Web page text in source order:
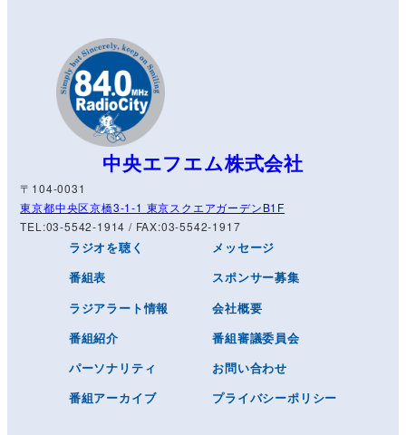
中央エフエム株式会社
〒104-0031
東京都中央区京橋3-1-1 東京スクエアガーデンB1F
TEL:03-5542-1914 / FAX:03-5542-1917
ラジオを聴く
番組表
ラジアラート情報
番組紹介
パーソナリティ
番組アーカイブ
メッセージ
スポンサー募集
会社概要
番組審議委員会
お問い合わせ
プライバシーポリシー